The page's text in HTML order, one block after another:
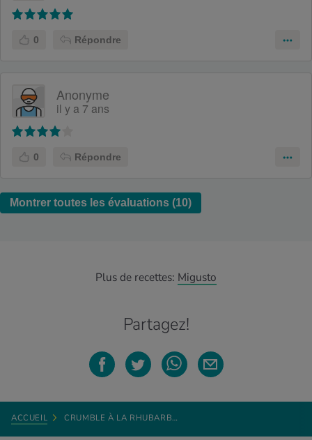
0 Répondre
Anonyme
il y a 7 ans
0 Répondre
Montrer toutes les évaluations (10)
Plus de recettes: Migusto
Partagez!
ACCUEIL CRUMBLE À LA RHUBARB…